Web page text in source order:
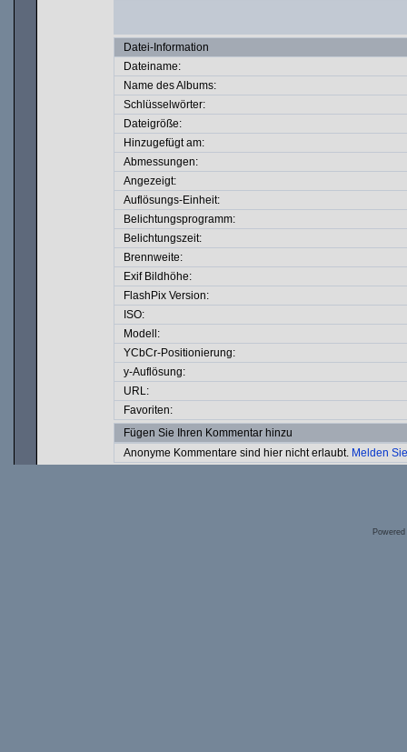
Datei-Information
Dateiname:
Name des Albums:
Schlüsselwörter:
Dateigröße:
Hinzugefügt am:
Abmessungen:
Angezeigt:
Auflösungs-Einheit:
Belichtungsprogramm:
Belichtungszeit:
Brennweite:
Exif Bildhöhe:
FlashPix Version:
ISO:
Modell:
YCbCr-Positionierung:
y-Auflösung:
URL:
Favoriten:
Fügen Sie Ihren Kommentar hinzu
Anonyme Kommentare sind hier nicht erlaubt. Melden